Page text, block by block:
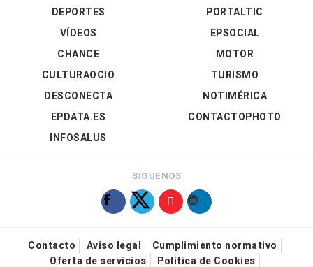
DEPORTES
VÍDEOS
PORTALTIC
EPSOCIAL
CHANCE
CULTURAOCIO
DESCONECTA
EPDATA.ES
INFOSALUS
MOTOR
TURISMO
NOTIMÉRICA
CONTACTOPHOTO
SÍGUENOS
Contacto Aviso legal
Cumplimiento normativo
Oferta de servicios
Política de Cookies